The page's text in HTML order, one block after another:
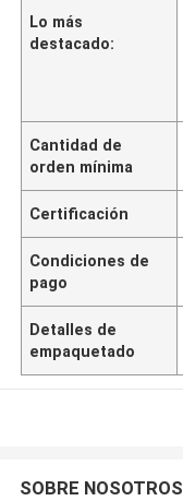
Lo más
destacado:
Cantidad de
orden mínima
Certificación
Condiciones de
pago
Detalles de
empaquetado
SOBRE NOSOTROS